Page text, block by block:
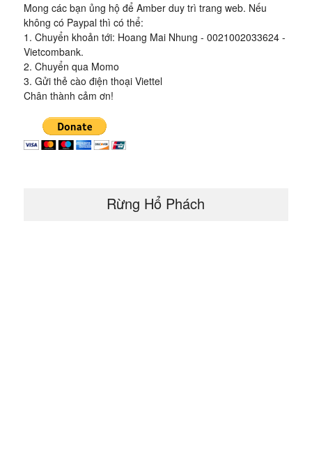
Mong các bạn ủng hộ để Amber duy trì trang web. Nếu
không có Paypal thì có thể:
1. Chuyển khoản tới: Hoang Mai Nhung - 0021002033624 -
Vietcombank.
2. Chuyển qua Momo
3. Gửi thẻ cào điện thoại Viettel
Chân thành cảm ơn!
Rừng Hổ Phách